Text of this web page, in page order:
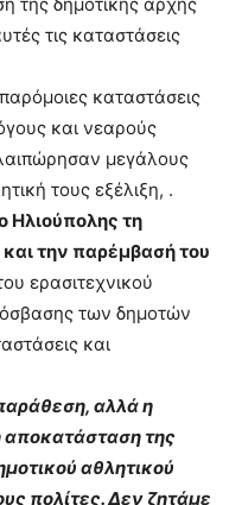
τις καταστάσεις
καταστάσεις
και νεαρούς
μεγάλους
τους εξέλιξη, .
Ηλιούπολης τη
την παρέμβασή του
ερασιτεχνικού
των δημοτών
και
αλλά η
αποκατάσταση της
αθλητικού
πολίτες. Δεν ζητάμε